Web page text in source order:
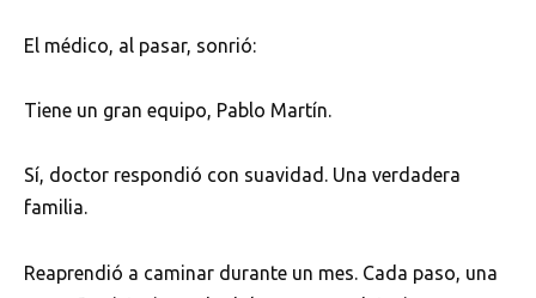
El médico, al pasar, sonrió:
Tiene un gran equipo, Pablo Martín.
Sí, doctor respondió con suavidad. Una verdadera
familia.
Reaprendió a caminar durante un mes. Cada paso, una